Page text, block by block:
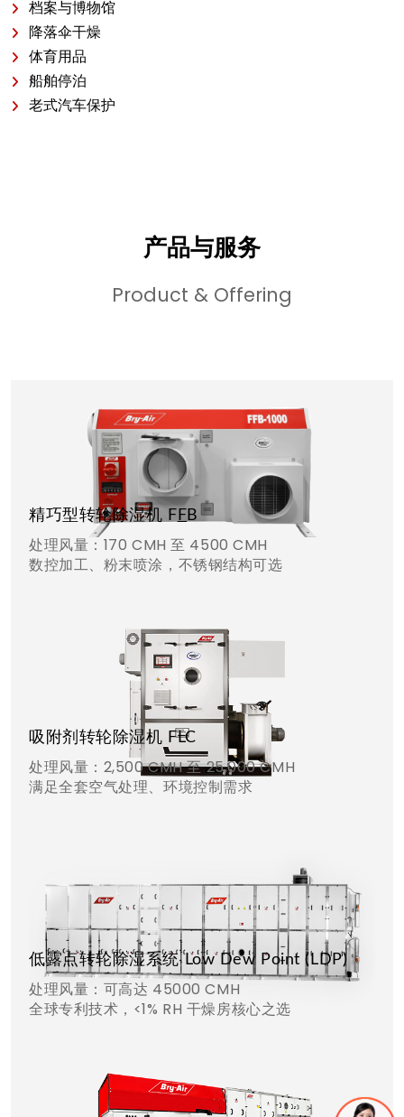
档案与博物馆
降落伞干燥
体育用品
船舶停泊
老式汽车保护
产品与服务
Product & Offering
精巧型转轮除湿机 F F B
处理风量：170 CMH 至 4500 CMH
数控加工、粉末喷涂，不锈钢结构可选
吸附剂转轮除湿机 FLC
处理风量：2,500 CMH 至 25,000 CMH
满足全套空气处理、环境控制需求
低露点转轮除湿系统 Low Dew Point (LDP)
处理风量：可高达 45000 CMH
全球专利技术，<1% RH 干燥房核心之选